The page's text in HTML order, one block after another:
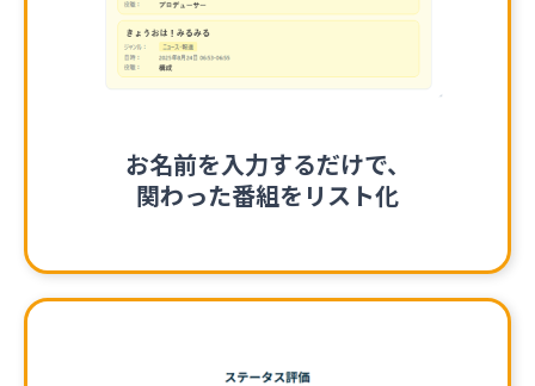
お名前を入力するだけで、
関わった番組をリスト化